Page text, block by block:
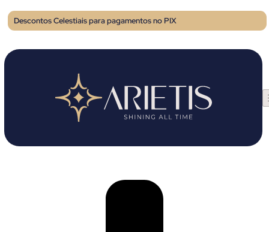
Descontos Celestiais para pagamentos no PIX